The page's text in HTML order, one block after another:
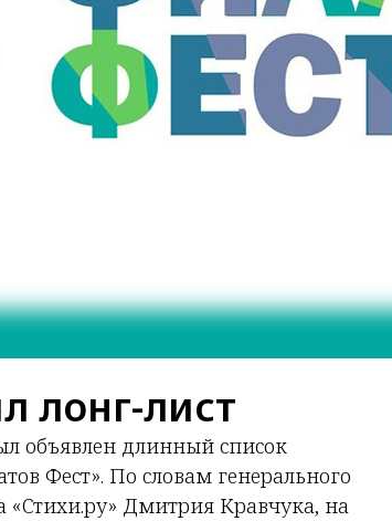
лонг-лист
объявлен длинный список
Фест». По словам генерального
«Стихи.ру» Дмитрия Кравчука, на